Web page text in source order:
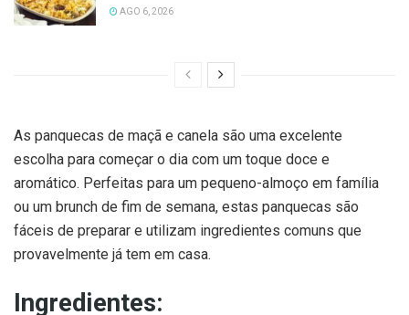
AGO 6, 2026
As panquecas de maçã e canela são uma excelente
escolha para começar o dia com um toque doce e
aromático. Perfeitas para um pequeno-almoço em família
ou um brunch de fim de semana, estas panquecas são
fáceis de preparar e utilizam ingredientes comuns que
provavelmente já tem em casa.
Ingredientes: